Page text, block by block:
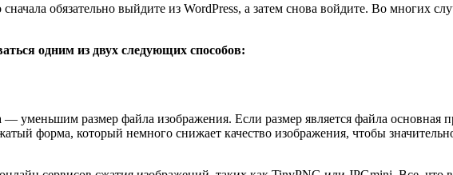
обязательно выйдите из WordPress, а затем снова войдите. Во многих
одним из двух следующих способов:
— уменьшим размер файла изображения. Если размер является файла
форма, который немного снижает качество изображения, чтобы